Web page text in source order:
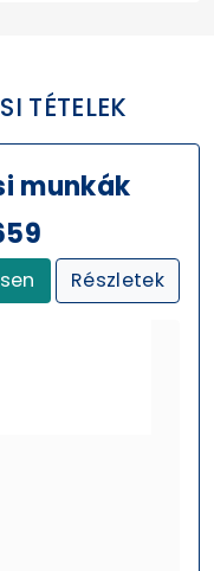
TÉTELEK
munkák
Részletek